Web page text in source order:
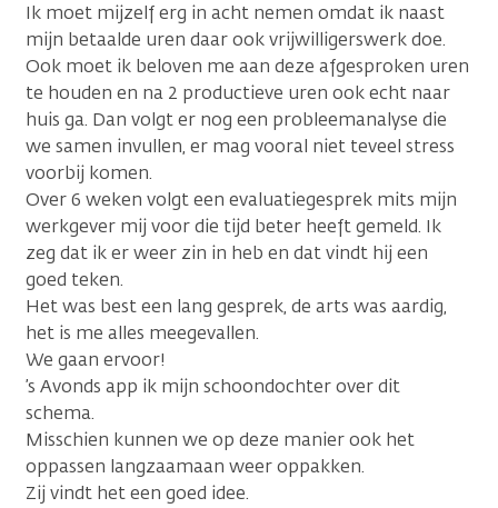
Ik moet mijzelf erg in acht nemen omdat ik naast
mijn betaalde uren daar ook vrijwilligerswerk doe.
Ook moet ik beloven me aan deze afgesproken uren
te houden en na 2 productieve uren ook echt naar
huis ga. Dan volgt er nog een probleemanalyse die
we samen invullen, er mag vooral niet teveel stress
voorbij komen.
Over 6 weken volgt een evaluatiegesprek mits mijn
werkgever mij voor die tijd beter heeft gemeld. Ik
zeg dat ik er weer zin in heb en dat vindt hij een
goed teken.
Het was best een lang gesprek, de arts was aardig,
het is me alles meegevallen.
We gaan ervoor!
’s Avonds app ik mijn schoondochter over dit
schema.
Misschien kunnen we op deze manier ook het
oppassen langzaamaan weer oppakken.
Zij vindt het een goed idee.